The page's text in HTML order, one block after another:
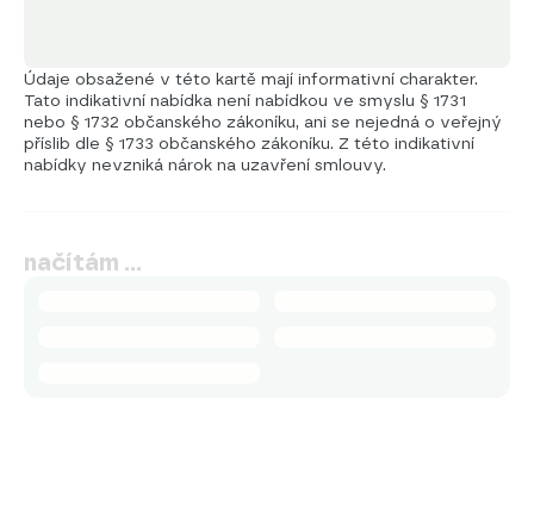
Údaje obsažené v této kartě mají informativní charakter.
Tato indikativní nabídka není nabídkou ve smyslu § 1731
nebo § 1732 občanského zákoníku, ani se nejedná o veřejný
příslib dle § 1733 občanského zákoníku. Z této indikativní
nabídky nevzniká nárok na uzavření smlouvy.
načítám …